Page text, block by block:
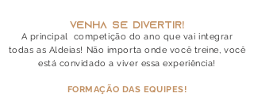
VENHA SE DIVERTIR!
A principal competição do ano que vai integrar
todas as Aldeias! Não importa onde você treine, você
está convidado a viver essa experiência!
FORMAÇÃO DAS EQUIPES!